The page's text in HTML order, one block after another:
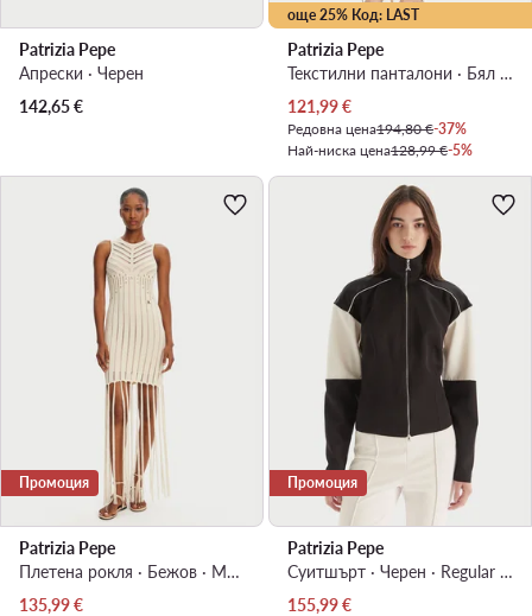
Patrizia Pepe
Апрески · Черен
142,65€
още 25% Код: LAST
Patrizia Pepe
Текстилни панталони · Бял · Regular Fit
Актуална цена
121,99€
Редовна цена194,80 €-37%
Най-ниска цена128,99 €-5%
Промоция
Patrizia Pepe
Плетена рокля · Бежов · Миди
Актуална цена
135,99€
Промоция
Patrizia Pepe
Суитшърт · Черен · Regular Fit
Актуална цена
155,99€